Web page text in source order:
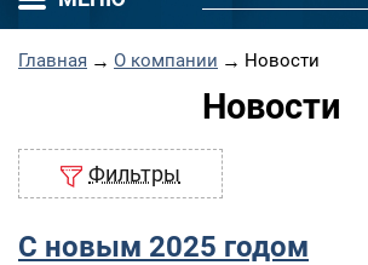
Главная → О компании → Новости
Новости
Фильтры
С новым 2025 годом